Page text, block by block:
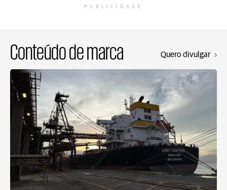
PUBLICIDADE
Conteúdo de marca Quero divulgar